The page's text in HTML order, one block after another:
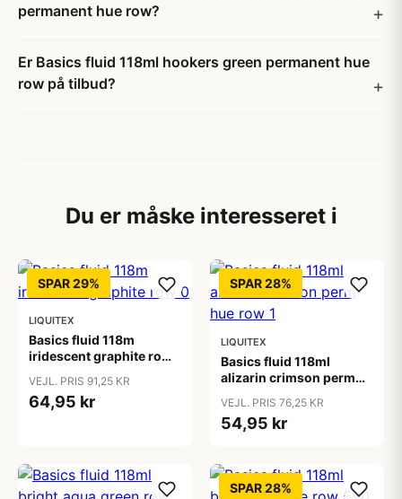
permanent hue row?
Er Basics fluid 118ml hookers green permanent hue
row på tilbud?
Du er måske interesseret i
SPAR 29%
LIQUITEX
Basics fluid 118m
iridescent graphite row
VEJL. PRIS 91,25 KR
64,95 kr
SPAR 28%
LIQUITEX
Basics fluid 118ml
alizarin crimson perm
VEJL. PRIS 76,25 KR
54,95 kr
SPAR 28%